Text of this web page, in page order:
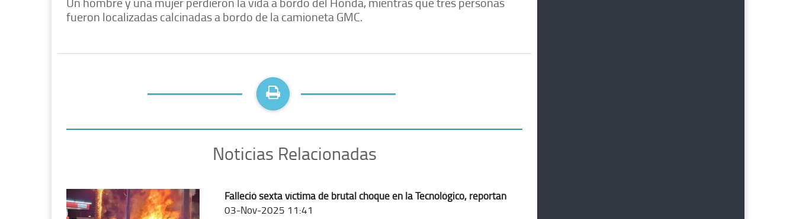
fueron localizadas calcinadas a bordo de la camioneta GMC.
Noticias Relacionadas
Falleció sexta víctima de brutal choque en la Tecnológico, reportan
03-Nov-2025 11:41